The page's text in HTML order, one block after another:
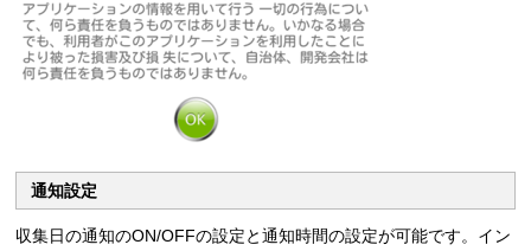
通知設定
収集日の通知のON/OFFの設定と通知時間の設定が可能です。イン